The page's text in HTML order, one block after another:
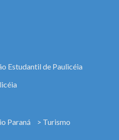
Estudantil de Paulicéia
Paraná > Turismo